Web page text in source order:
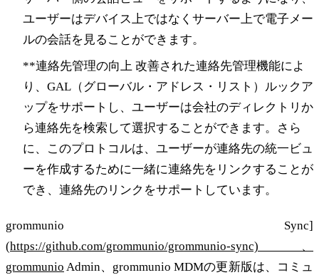
ユーザーはデバイス上ではなくサーバー上で電子メー
ルの会話を見ることができます。
**連絡先管理の向上 改善された連絡先管理機能によ
り、GAL（グローバル・アドレス・リスト）ルックア
ップをサポートし、ユーザーは会社のディレクトリか
ら連絡先を検索して選択することができます。さら
に、このプロトコルは、ユーザーが連絡先の統一ビュ
ーを作成するために一緒に連絡先をリンクすることが
でき、連絡先のリンクをサポートしています。
grommunio Sync]
(https://github.com/grommunio/grommunio-sync)、
grommunio Admin、grommunio MDMの更新版は、コミュ